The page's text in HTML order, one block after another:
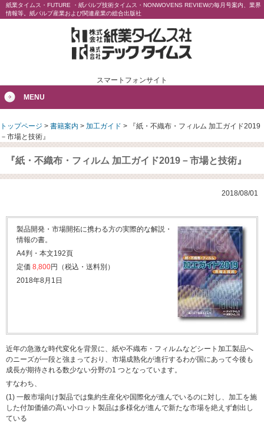
紙業タイムス・FUTURE ・紙パルプ技術タイムス・NONWOVENS REVIEWの毎月号案内、業界
情報等。紙パルプ産業および関連産業の総合出版社
スマートフォンサイト
MENU
トップページ > 書籍案内 > 加工ガイド >
『紙・不織布・フィルム 加工ガイド2019
－市場と技術』
『紙・不織布・フィルム 加工ガイド2019－市場と技術』
2018/08/01
製品開発・市場開拓に携わる方の実際的な解説・
情報の書。
A4判・本文192頁
定価 8,800円（税込・送料別）
2018年8月1日
近年の急激な時代変化を背景に、紙や不織布・フィルムなどシート加工製品へ
のニーズが一段と強まっており、市場成熟化が進行するわが国にあって今後も
成長が期待される数少ない分野の1 つとなっています。
すなわち、
(1) 一般市場向け製品では集約生産化や国際化が進んでいるのに対し、加工を施
した付加価値の高い小ロット製品は多様化が進んで新たな市場を絶えず創出し
ている